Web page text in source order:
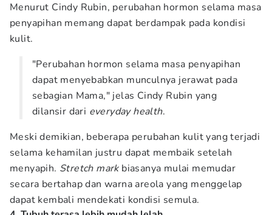
Menurut Cindy Rubin, perubahan hormon selama masa
penyapihan memang dapat berdampak pada kondisi
kulit.
"Perubahan hormon selama masa penyapihan
dapat menyebabkan munculnya jerawat pada
sebagian Mama," jelas Cindy Rubin yang
dilansir dari everyday health.
Meski demikian, beberapa perubahan kulit yang terjadi
selama kehamilan justru dapat membaik setelah
menyapih. Stretch markbiasanya mulai memudar
secara bertahap dan warna areola yang menggelap
dapat kembali mendekati kondisi semula.